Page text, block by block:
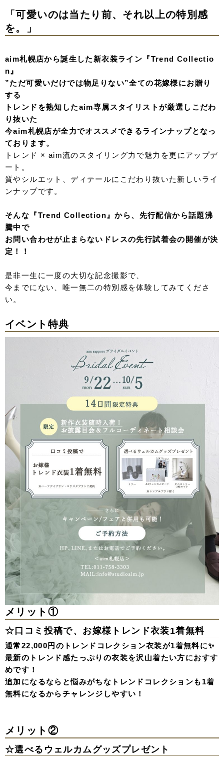
「可愛いのは当たり前、それ以上の特別感
を。」
aim札幌店から誕生した新衣装ライン『Trend Collectio
n』
”ただ可愛いだけでは物足りない”全ての花嫁様にお贈り
する
トレンドを熟知したaim専属スタイリストが厳選しこだわ
り抜いた
今aim札幌店が全力でオススメできるラインナップとなっ
ております。
トレンド × aim流のスタイリング力で魅力を更にアップデ
ート。
質やシルエット、ディテールにこだわり抜いた 新しいライ
ンナップです。
そんな『Trend Collection』から、先行配信から話題沸
騰中で
お問い合わせが止まらないドレスの先行試着会の開催が決
定！！
是非一生に一度の大切な記念撮影で、
今までにない、唯一無二の特別感を体験してみてくださ
い。
イベント特典
メリット①
☆口コミ投稿で、お嫁様トレンド衣装1着無料
通常22,000円のトレンドコレクション衣装が1着無料に✨
最新のトレンド感たっぷりの衣装を沢山着たい方におすす
めです！
追加になるならと悩みがちなトレンドコレクションも1着
無料になるからチャレンジしやすい！
メリット②
☆選べるウェルカムグッズプレゼント